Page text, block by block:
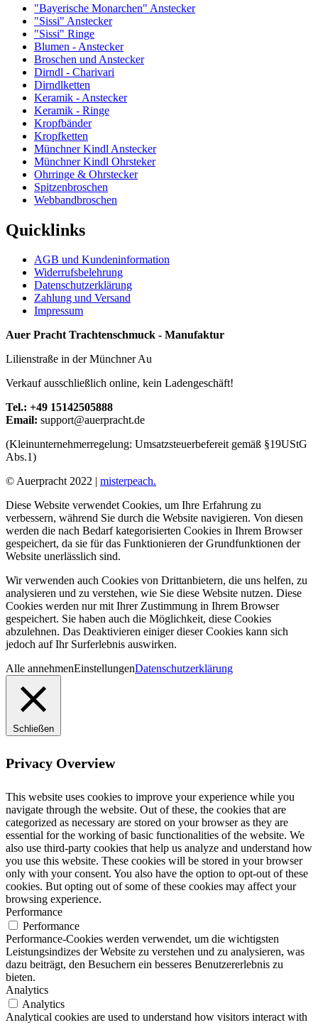
"Bayerische Monarchen" Anstecker
"Sissi" Anstecker
"Sissi" Ringe
Blumen - Anstecker
Broschen und Anstecker
Dirndl - Charivari
Dirndlketten
Keramik - Anstecker
Keramik - Ringe
Kropfbänder
Kropfketten
Münchner Kindl Anstecker
Münchner Kindl Ohrsteker
Ohrringe & Ohrstecker
Spitzenbroschen
Webbandbroschen
Quicklinks
AGB und Kundeninformation
Widerrufsbelehrung
Datenschutzerklärung
Zahlung und Versand
Impressum
Auer Pracht Trachtenschmuck - Manufaktur
Lilienstraße in der Münchner Au
Verkauf ausschließlich online, kein Ladengeschäft!
Tel.: +49 15142505888
Email: support@auerpracht.de
(Kleinunternehmerregelung: Umsatzsteuerbefereit gemäß §19UStG
Abs.1)
© Auerpracht 2022 | misterpeach.
Diese Website verwendet Cookies, um Ihre Erfahrung zu
verbessern, während Sie durch die Website navigieren. Von diesen
werden die nach Bedarf kategorisierten Cookies in Ihrem Browser
gespeichert, da sie für das Funktionieren der Grundfunktionen der
Website unerlässlich sind.
Wir verwenden auch Cookies von Drittanbietern, die uns helfen, zu
analysieren und zu verstehen, wie Sie diese Website nutzen. Diese
Cookies werden nur mit Ihrer Zustimmung in Ihrem Browser
gespeichert. Sie haben auch die Möglichkeit, diese Cookies
abzulehnen. Das Deaktivieren einiger dieser Cookies kann sich
jedoch auf Ihr Surferlebnis auswirken.
Alle annehmenEinstellungenDatenschutzerklärung
Schließen
Privacy Overview
This website uses cookies to improve your experience while you
navigate through the website. Out of these, the cookies that are
categorized as necessary are stored on your browser as they are
essential for the working of basic functionalities of the website. We
also use third-party cookies that help us analyze and understand how
you use this website. These cookies will be stored in your browser
only with your consent. You also have the option to opt-out of these
cookies. But opting out of some of these cookies may affect your
browsing experience.
Performance
Performance
Performance-Cookies werden verwendet, um die wichtigsten
Leistungsindizes der Website zu verstehen und zu analysieren, was
dazu beiträgt, den Besuchern ein besseres Benutzererlebnis zu
bieten.
Analytics
Analytics
Analytical cookies are used to understand how visitors interact with